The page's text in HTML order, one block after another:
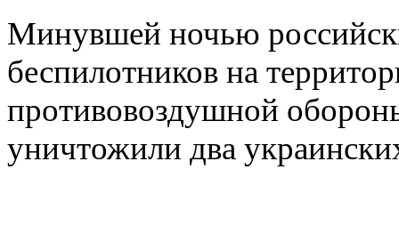
Минувшей ночью
беспилотников на
противовоздушной
уничтожили два